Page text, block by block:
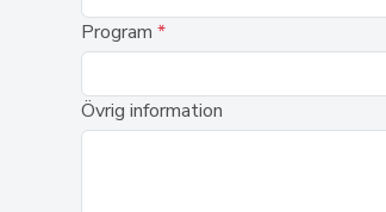
Program *
Övrig information